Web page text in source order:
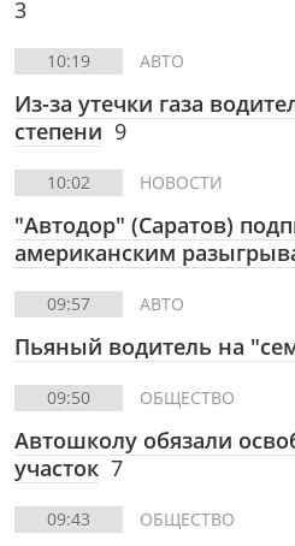
3
10:19 АВТО
Из-за утечки газа
степени 9
10:02 НОВОСТИ
"Автодор" (Саратов)
американским
09:57 АВТО
Пьяный водитель на
09:50 ОБЩЕСТВО
Автошколу обязали
участок 7
09:43 ОБЩЕСТВО